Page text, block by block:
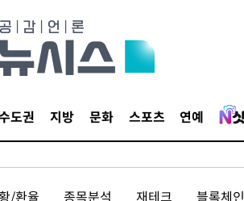
도권 지방 문화 스포츠 연예
/환율 종목분석 재테크 블록체인